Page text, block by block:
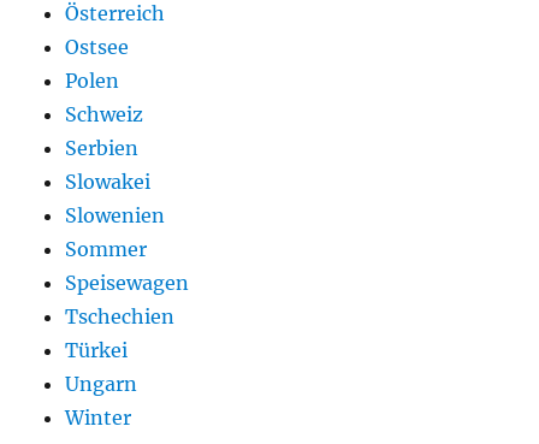
Österreich
Ostsee
Polen
Schweiz
Serbien
Slowakei
Slowenien
Sommer
Speisewagen
Tschechien
Türkei
Ungarn
Winter